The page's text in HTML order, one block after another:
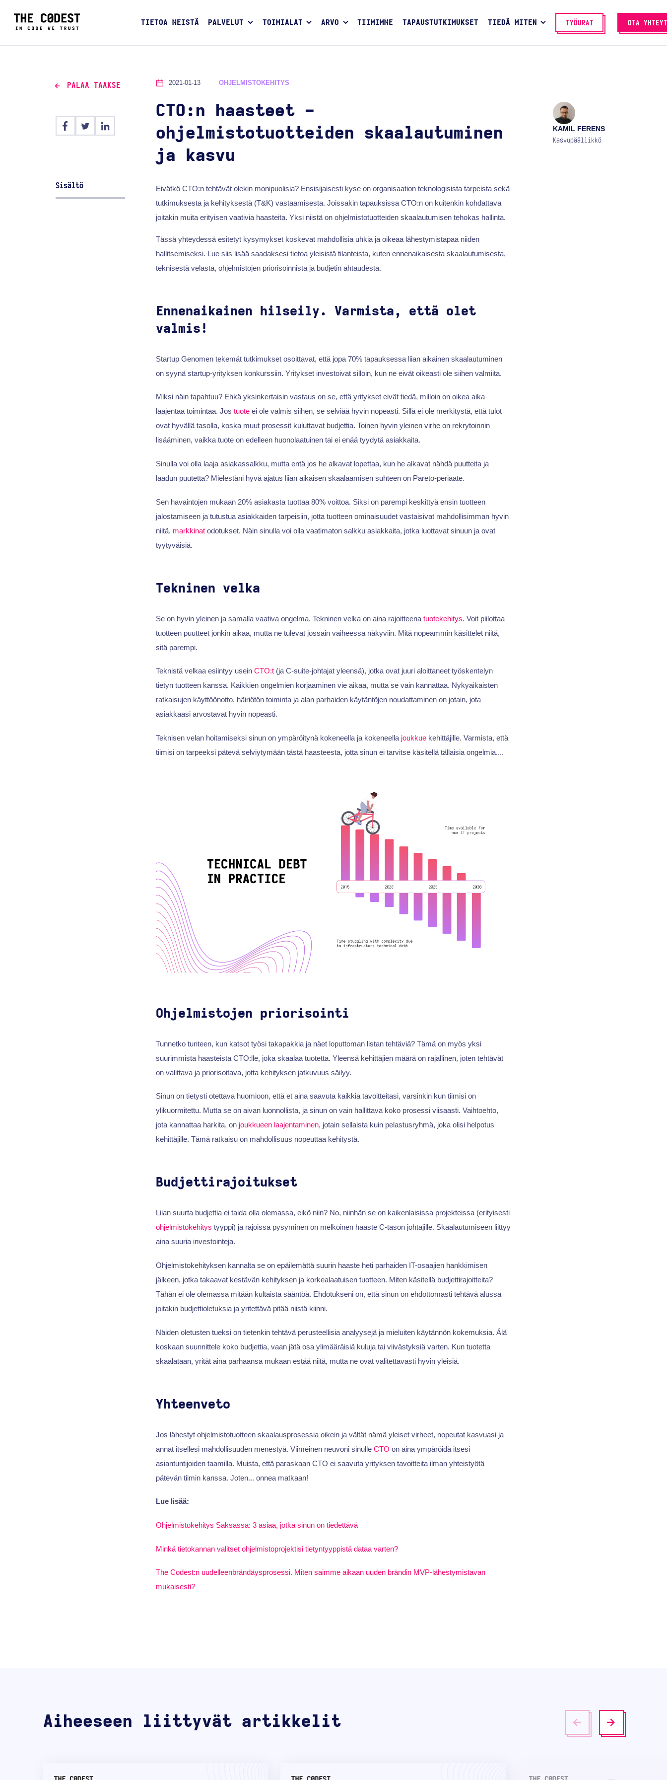
TIETOA MEISTÄ PALVELUT TOIMIALAT ARVO TIIMIMME TAPAUSTUTKIMUKSET TIEDÄ MITEN TYÖURAT OTA
PALAA TAAKSE
Sisältö
2021-01-13 OHJELMISTOKEHITYS
CTO:n haasteet -
ohjelmistotuotteiden skaalautuminen
ja kasvu
KAMIL FERENS
Kasvupäällikkö
Eivätkö CTO:n tehtävät olekin monipuolisia? Ensisijaisesti kyse on organisaation teknologisista tarpeista sekä
tutkimuksesta ja kehityksestä (T&K) vastaamisesta. Joissakin tapauksissa CTO:n on kuitenkin kohdattava
joitakin muita erityisen vaativia haasteita. Yksi niistä on ohjelmistotuotteiden skaalautumisen tehokas hallinta.
Tässä yhteydessä esitetyt kysymykset koskevat mahdollisia uhkia ja oikeaa lähestymistapaa niiden
hallitsemiseksi. Lue siis lisää saadaksesi tietoa yleisistä tilanteista, kuten ennenaikaisesta skaalautumisesta,
teknisestä velasta, ohjelmistojen priorisoinnista ja budjetin ahtaudesta.
Ennenaikainen hilseily. Varmista, että olet
valmis!
Startup Genomen tekemät tutkimukset osoittavat, että jopa 70% tapauksessa liian aikainen skaalautuminen
on syynä startup-yrityksen konkurssiin. Yritykset investoivat silloin, kun ne eivät oikeasti ole siihen valmiita.
Miksi näin tapahtuu? Ehkä yksinkertaisin vastaus on se, että yritykset eivät tiedä, milloin on oikea aika
laajentaa toimintaa. Jos tuoteei ole valmis siihen, se selviää hyvin nopeasti. Sillä ei ole merkitystä, että tulot
ovat hyvällä tasolla, koska muut prosessit kuluttavat budjettia. Toinen hyvin yleinen virhe on rekrytoinnin
lisääminen, vaikka tuote on edelleen huonolaatuinen tai ei enää tyydytä asiakkaita.
Sinulla voi olla laaja asiakassalkku, mutta entä jos he alkavat lopettaa, kun he alkavat nähdä puutteita ja
laadun puutetta? Mielestäni hyvä ajatus liian aikaisen skaalaamisen suhteen on Pareto-periaate.
Sen havaintojen mukaan 20% asiakasta tuottaa 80% voittoa. Siksi on parempi keskittyä ensin tuotteen
jalostamiseen ja tutustua asiakkaiden tarpeisiin, jotta tuotteen ominaisuudet vastaisivat mahdollisimman hyvin
niitä. markkinatodotukset. Näin sinulla voi olla vaatimaton salkku asiakkaita, jotka luottavat sinuun ja ovat
tyytyväisiä.
Tekninen velka
Se on hyvin yleinen ja samalla vaativa ongelma. Tekninen velka on aina rajoitteena tuotekehitys. Voit piilottaa
tuotteen puutteet jonkin aikaa, mutta ne tulevat jossain vaiheessa näkyviin. Mitä nopeammin käsittelet niitä,
sitä parempi.
Teknistä velkaa esiintyy usein CTO:t(ja C-suite-johtajat yleensä), jotka ovat juuri aloittaneet työskentelyn
tietyn tuotteen kanssa. Kaikkien ongelmien korjaaminen vie aikaa, mutta se vain kannattaa. Nykyaikaisten
ratkaisujen käyttöönotto, häiriötön toiminta ja alan parhaiden käytäntöjen noudattaminen on jotain, jota
asiakkaasi arvostavat hyvin nopeasti.
Teknisen velan hoitamiseksi sinun on ympäröitynä kokeneella ja kokeneella joukkuekehittäjille. Varmista, että
tiimisi on tarpeeksi pätevä selviytymään tästä haasteesta, jotta sinun ei tarvitse käsitellä tällaisia ongelmia....
Ohjelmistojen priorisointi
Tunnetko tunteen, kun katsot työsi takapakkia ja näet loputtoman listan tehtäviä? Tämä on myös yksi
suurimmista haasteista CTO:lle, joka skaalaa tuotetta. Yleensä kehittäjien määrä on rajallinen, joten tehtävät
on valittava ja priorisoitava, jotta kehityksen jatkuvuus säilyy.
Sinun on tietysti otettava huomioon, että et aina saavuta kaikkia tavoitteitasi, varsinkin kun tiimisi on
ylikuormitettu. Mutta se on aivan luonnollista, ja sinun on vain hallittava koko prosessi viisaasti. Vaihtoehto,
jota kannattaa harkita, on joukkueen laajentaminen, jotain sellaista kuin pelastusryhmä, joka olisi helpotus
kehittäjille. Tämä ratkaisu on mahdollisuus nopeuttaa kehitystä.
Budjettirajoitukset
Liian suurta budjettia ei taida olla olemassa, eikö niin? No, niinhän se on kaikenlaisissa projekteissa (erityisesti
ohjelmistokehitys tyyppi) ja rajoissa pysyminen on melkoinen haaste C-tason johtajille. Skaalautumiseen liittyy
aina suuria investointeja.
Ohjelmistokehityksen kannalta se on epäilemättä suurin haaste heti parhaiden IT-osaajien hankkimisen
jälkeen, jotka takaavat kestävän kehityksen ja korkealaatuisen tuotteen. Miten käsitellä budjettirajoitteita?
Tähän ei ole olemassa mitään kultaista sääntöä. Ehdotukseni on, että sinun on ehdottomasti tehtävä alussa
joitakin budjettioletuksia ja yritettävä pitää niistä kiinni.
Näiden oletusten tueksi on tietenkin tehtävä perusteellisia analyysejä ja mieluiten käytännön kokemuksia. Älä
koskaan suunnittele koko budjettia, vaan jätä osa ylimääräisiä kuluja tai viivästyksiä varten. Kun tuotetta
skaalataan, yrität aina parhaansa mukaan estää niitä, mutta ne ovat valitettavasti hyvin yleisiä.
Yhteenveto
Jos lähestyt ohjelmistotuotteen skaalausprosessia oikein ja vältät nämä yleiset virheet, nopeutat kasvuasi ja
annat itsellesi mahdollisuuden menestyä. Viimeinen neuvoni sinulle CTO on aina ympäröidä itsesi
asiantuntijoiden taamilla. Muista, että paraskaan CTO ei saavuta yrityksen tavoitteita ilman yhteistyötä
pätevän tiimin kanssa. Joten... onnea matkaan!
Lue lisää:
Ohjelmistokehitys Saksassa: 3 asiaa, jotka sinun on tiedettävä
Minkä tietokannan valitset ohjelmistoprojektisi tietyntyyppistä dataa varten?
The Codest:n uudelleenbrändäysprosessi. Miten saimme aikaan uuden brändin MVP-lähestymistavan
mukaisesti?
Aiheeseen liittyvät artikkelit